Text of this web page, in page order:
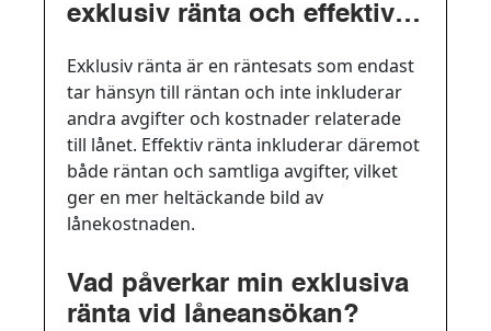
exklusiv ränta och effektiv
Exklusiv ränta är en räntesats som endast
tar hänsyn till räntan och inte inkluderar
andra avgifter och kostnader relaterade
till lånet. Effektiv ränta inkluderar däremot
både räntan och samtliga avgifter, vilket
ger en mer heltäckande bild av
lånekostnaden.
Vad påverkar min exklusiva
ränta vid låneansökan?